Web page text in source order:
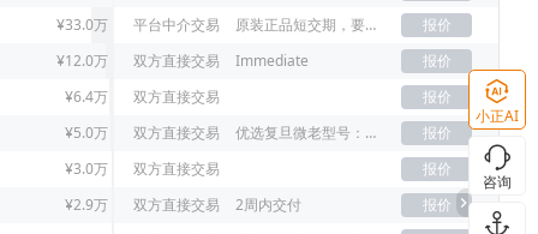
¥33.0万 平台中介交易 原装正品短交期，要原装21+已上
报价
¥12.0万 双方直接交易 Immediate
报价
¥6.4万 双方直接交易
报价
¥5.0万 双方直接交易 优选复旦微老型号：FM33LE026，没货新型号FM33L026D
报价
¥3.0万 双方直接交易
报价
¥2.9万 双方直接交易 2周内交付
报价
小正AI
咨询